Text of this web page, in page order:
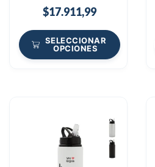
$17.911,99
SELECCIONAR
OPCIONES